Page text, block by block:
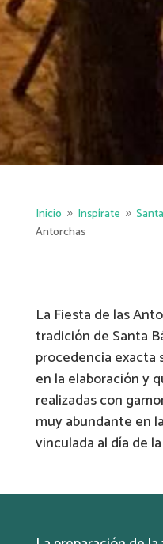
Inicio 9 Inspírate 9
Antorchas
La Fiesta de las
tradición de Santa
procedencia exacta
en la elaboración y
realizadas con
muy abundante en
vinculada al día de